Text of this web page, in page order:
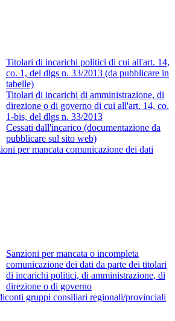
Titolari di incarichi politici di cui all'art. 14,
co. 1, del dlgs n. 33/2013 (da pubblicare in
tabelle)
Titolari di incarichi di amministrazione, di
direzione o di governo di cui all'art. 14, co.
1-bis, del dlgs n. 33/2013
Cessati dall'incarico (documentazione da
pubblicare sul sito web)
per mancata comunicazione dei dati
Sanzioni per mancata o incompleta
comunicazione dei dati da parte dei titolari
di incarichi politici, di amministrazione, di
direzione o di governo
gruppi consiliari regionali/provinciali